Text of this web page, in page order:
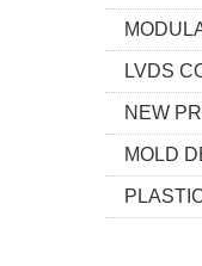
LVDS
NEW
MOLD